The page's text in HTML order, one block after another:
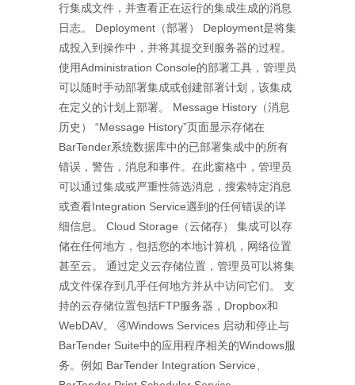
行集成文件，并查看正在运行的集成生成的消息
日志。 Deployment（部署） Deployment是将集
成投入到操作中，并将其提交到服务器的过程。
使用Administration Console的部署工具，管理员
可以随时手动部署集成或创建部署计划，该集成
在定义的计划上部署。 Message History（消息
历史） “Message History”页面显示存储在
BarTender系统数据库中的已部署集成中的所有
错误，警告，消息和事件。在此窗格中，管理员
可以通过集成或严重性筛选消息，搜索特定消息
或查看Integration Service遇到的任何错误的详
细信息。 Cloud Storage（云储存） 集成可以存
储在任何地方，包括您的本地计算机，网络位置
甚至云。 通过定义云存储位置，管理员可以将集
成文件保存到几乎任何地方并从中访问它们。 支
持的云存储位置包括FTP服务器，Dropbox和
WebDAV。 ④Windows Services 启动和停止与
BarTender Suite中的应用程序相关的Windows服
务。例如 BarTender Integration Service、